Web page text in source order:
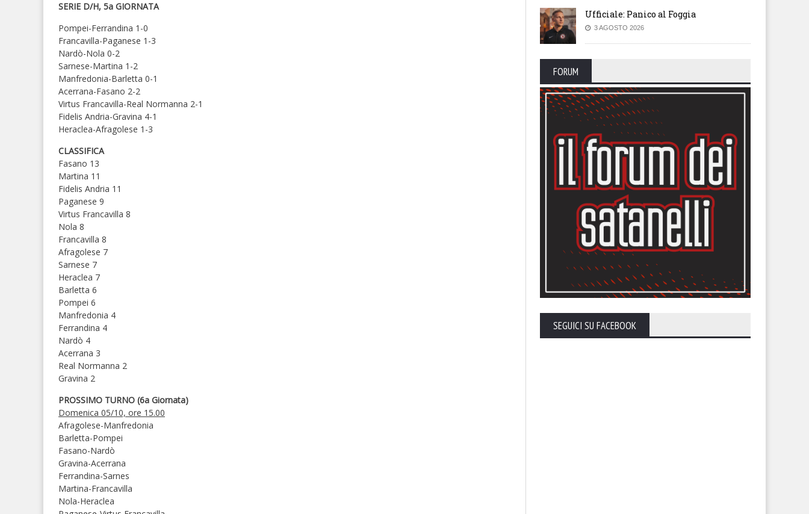
SERIE D/H, 5a GIORNATA
Pompei-Ferrandina 1-0
Francavilla-Paganese 1-3
Nardò-Nola 0-2
Sarnese-Martina 1-2
Manfredonia-Barletta 0-1
Acerrana-Fasano 2-2
Virtus Francavilla-Real Normanna 2-1
Fidelis Andria-Gravina 4-1
Heraclea-Afragolese 1-3
CLASSIFICA
Fasano 13
Martina 11
Fidelis Andria 11
Paganese 9
Virtus Francavilla 8
Nola 8
Francavilla 8
Afragolese 7
Sarnese 7
Heraclea 7
Barletta 6
Pompei 6
Manfredonia 4
Ferrandina 4
Nardò 4
Acerrana 3
Real Normanna 2
Gravina 2
PROSSIMO TURNO (6a Giornata)
Domenica 05/10, ore 15.00
Afragolese-Manfredonia
Barletta-Pompei
Fasano-Nardò
Gravina-Acerrana
Ferrandina-Sarnes
Martina-Francavilla
Nola-Heraclea
Ufficiale: Panico al Foggia
3 AGOSTO 2026
FORUM
SEGUICI SU FACEBOOK